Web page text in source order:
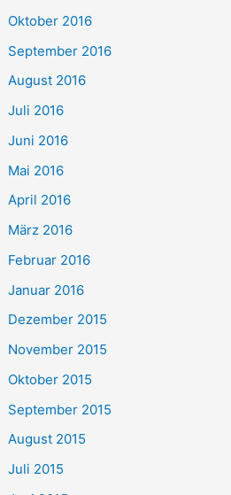
Oktober 2016
September 2016
August 2016
Juli 2016
Juni 2016
Mai 2016
April 2016
März 2016
Februar 2016
Januar 2016
Dezember 2015
November 2015
Oktober 2015
September 2015
August 2015
Juli 2015